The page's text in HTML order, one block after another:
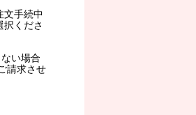
文手続中
くださ
い場合
請求させ